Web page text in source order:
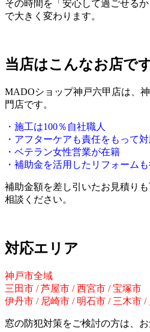
その時間を「安心して過ごせる
で大きく変わります。
当店はこんなお店で
MADOショップ神戸六甲店は、
門店です。
・施工は100％自社職人
・アフターケアも責任をもって
・ベテラン女性営業が在籍
・補助金を活用したリフォーム
補助金額を差し引いたお見積り
相談ください。
対応エリア
神戸市全域
三田市 / 芦屋市 / 西宮市 / 宝塚市
伊丹市 / 尼崎市 / 明石市 / 三木市 /
窓の防犯対策をご検討の方は、